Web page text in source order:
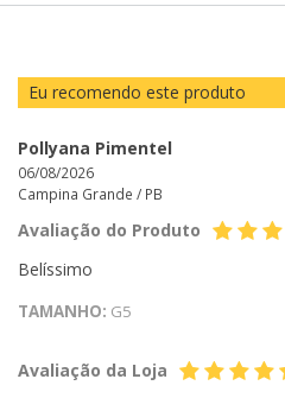
Eu recomendo este produto
Pollyana Pimentel
06/08/2026
Campina Grande / PB
Avaliação do Produto
Belíssimo
TAMANHO: G5
Avaliação da Loja